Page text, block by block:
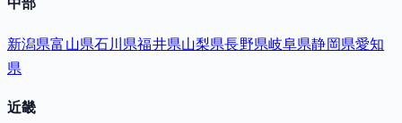
中部
新潟県富山県石川県福井県山梨県長野県岐阜県静岡県愛知
県
近畿